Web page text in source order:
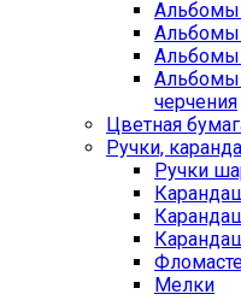
Альбомы
Альбомы
Альбомы
Альбомы
черчения
Цветная
Ручки,
Ручки
Мелки